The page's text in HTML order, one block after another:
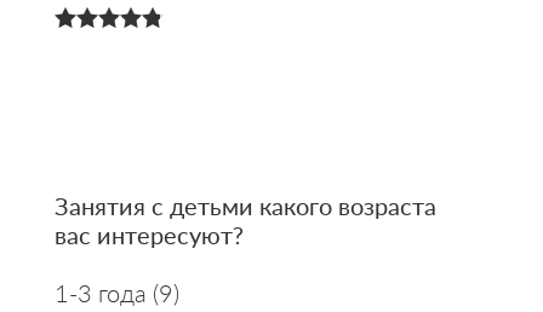
Primary
Sidebar
Занятия с детьми какого возраста
вас интересуют?
1-3 года (9)